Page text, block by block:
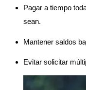
Pagar a tiempo
sean.
Mantener saldos
Evitar solicitar